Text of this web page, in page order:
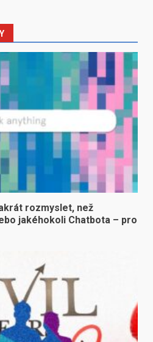
rozmyslet, než
jakéhokoli Chatbota – pro